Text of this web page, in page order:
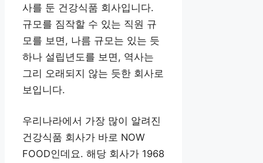
사를 둔 건강식품 회사입니다.
규모를 짐작할 수 있는 직원 규
모를 보면, 나름 규모는 있는 듯
하나 설립년도를 보면, 역사는
그리 오래되지 않는 듯한 회사로
보입니다.
우리나라에서 가장 많이 알려진
건강식품 회사가 바로 NOW
FOOD인데요. 해당 회사가 1968